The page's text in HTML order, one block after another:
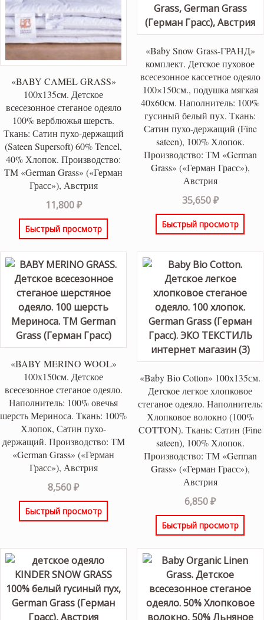
«BABY CAMEL GRASS»
100х135см. Детское
всесезонное стеганое одеяло
100% верблюжья шерсть.
Ткань: Сатин пухо-держащий
(Sateen Supersoft) 60% Tencel,
40% Хлопок. Производство:
ТМ «German Grass» («Герман
Грасс»), Австрия
11,800₽
Быстрый просмотр
«Baby Snow Grass-ГРАНД»
комплект. Детское пуховое
всесезонное кассетное одеяло
100×150см., подушка мягкая
40х60см. Наполнитель: 100%
гусиный белый пух. Ткань:
Сатин пухо-держащий (Fine
sateen), 100% Хлопок.
Производство: ТМ «German
Grass» («Герман Грасс»),
Австрия
35,650₽
Быстрый просмотр
«BABY MERINO WOOL»
100х150см. Детское
всесезонное стеганое одеяло.
Наполнитель: 100% овечья
шерсть Мериноса. Ткань: 100%
Хлопок, Сатин пухо-
держащий. Производство: ТМ
«German Grass» («Герман
Грасс»), Австрия
8,560₽
Быстрый просмотр
«Baby Bio Cotton» 100х135см.
Детское легкое хлопковое
стеганое одеяло. Наполнитель:
Хлопковое волокно (100%
COTTON). Ткань: Сатин (Fine
sateen), 100% Хлопок.
Производство: ТМ «German
Grass» («Герман Грасс»),
Австрия
6,850₽
Быстрый просмотр